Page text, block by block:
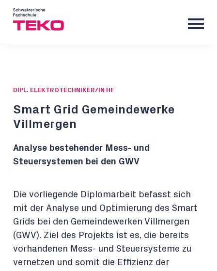
DIPL. ELEKTROTECHNIKER/IN HF
Smart Grid Gemeindewerke
Villmergen
Analyse bestehender Mess- und
Steuersystemen bei den GWV
Die vorliegende Diplomarbeit befasst sich
mit der Analyse und Optimierung des Smart
Grids bei den Gemeindewerken Villmergen
(GWV). Ziel des Projekts ist es, die bereits
vorhandenen Mess- und Steuersysteme zu
vernetzen und somit die Effizienz der